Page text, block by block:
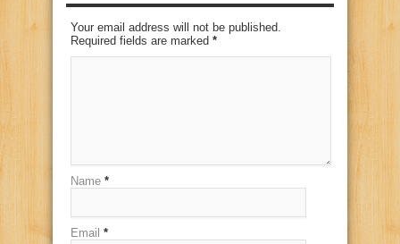
Your email address will not be published.
Required fields are marked *
Name *
Email *